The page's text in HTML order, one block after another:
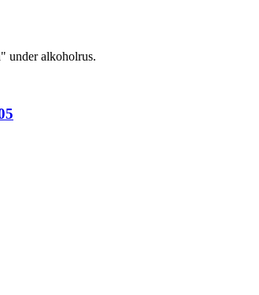
under alkoholrus.